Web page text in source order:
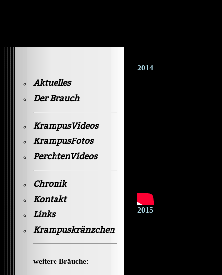
Aktuelles
Der Brauch
KrampusVideos
KrampusFotos
PerchtenVideos
Chronik
Kontakt
Links
Krampuskränzchen
weitere Bräuche:
2014
2015